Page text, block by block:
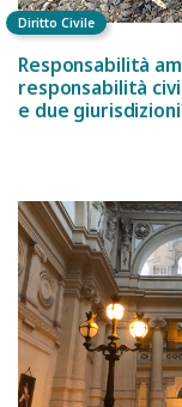
Diritto Civile
Responsabilità
responsabilità
e due